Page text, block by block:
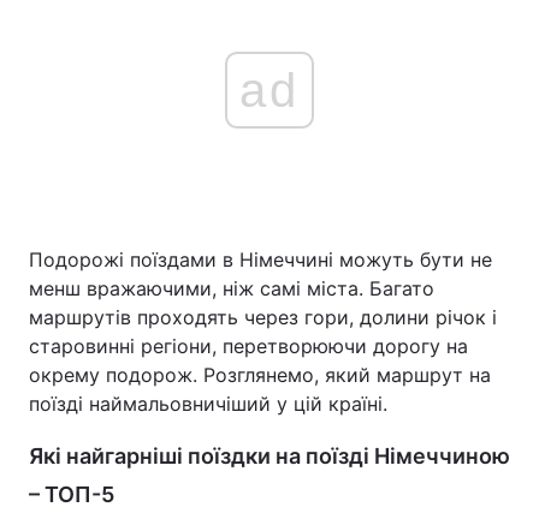
Україна Політика
Економіка Світ
Спорт Наука
Техно і зв'язок Лайт
Зброя
ad
Подорожі поїздами в Німеччині можуть бути не
менш вражаючими, ніж самі міста. Багато
маршрутів проходять через гори, долини річок і
старовинні регіони, перетворюючи дорогу на
окрему подорож. Розглянемо, який маршрут на
поїзді наймальовничіший у цій країні.
Які найгарніші поїздки на поїзді Німеччиною
– ТОП-5